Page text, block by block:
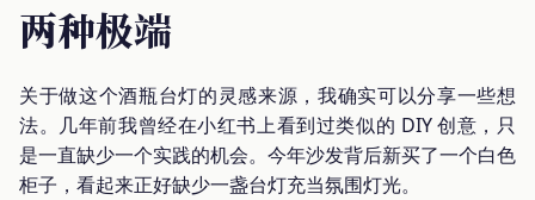
两种极端
关于做这个酒瓶台灯的灵感来源，我确实可以分享一些想
法。几年前我曾经在小红书上看到过类似的 DIY 创意，只
是一直缺少一个实践的机会。今年沙发背后新买了一个白色
柜子，看起来正好缺少一盏台灯充当氛围灯光。